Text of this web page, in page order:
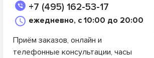
+7 (495) 162-53-17
ежедневно, с 10:00 до 20:00
Приём заказов, онлайн и
телефонные консультации, часы